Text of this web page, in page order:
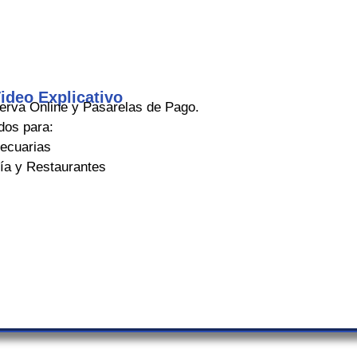
Explicativo
Online y Pasarelas de Pago.
para:
y Restaurantes